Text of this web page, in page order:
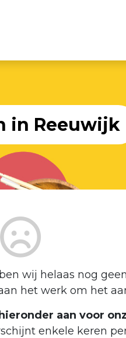
in Reeuwijk
wij helaas nog
het werk om het
aan voor
enkele keren